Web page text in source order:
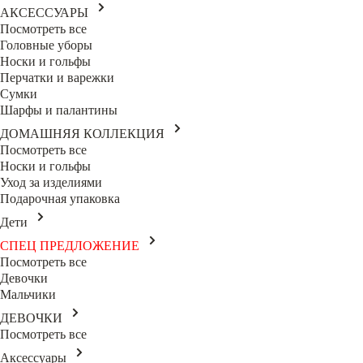
АКСЕССУАРЫ
Посмотреть все
Головные уборы
Носки и гольфы
Перчатки и варежки
Сумки
Шарфы и палантины
ДОМАШНЯЯ КОЛЛЕКЦИЯ
Посмотреть все
Носки и гольфы
Уход за изделиями
Подарочная упаковка
Дети
СПЕЦ ПРЕДЛОЖЕНИЕ
Посмотреть все
Девочки
Мальчики
ДЕВОЧКИ
Посмотреть все
Аксессуары